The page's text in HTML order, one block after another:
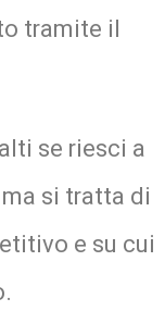
tramite il
se riesci a
ma si tratta di
e su cui